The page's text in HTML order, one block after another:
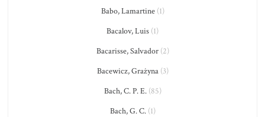
Babo, Lamartine(1)
Bacalov, Luis (1)
Bacarisse, Salvador(2)
Bacewicz, Grażyna(3)
Bach, C. P. E.(85)
Bach, G. C.(1)